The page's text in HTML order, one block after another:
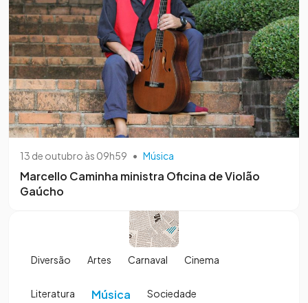
13 de outubro às 09h59 • Música
Marcello Caminha ministra Oficina de Violão
Gaúcho
Diversão Artes Carnaval Cinema
Literatura Música Sociedade